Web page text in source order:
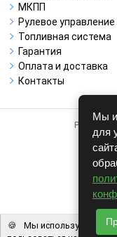
МКПП
Рулевое управление
Топливная система
Гарантия
Оплата и доставка
Контакты
Работает
©
Мы
для
🍪
Мы используем